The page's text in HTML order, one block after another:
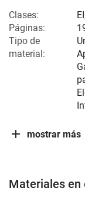
Clases: EI
Páginas:
Tipo de
material:
mostrar más
Materiales en